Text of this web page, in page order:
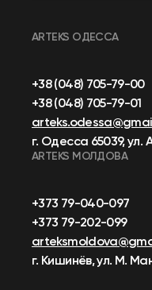
ARTEKS ОДЕССА
+38 (048) 705-79-00
+38 (048) 705-79-01
г. Одесса 65039, ул.
ARTEKS МОЛДОВА
+373 79-040-097
+373 79-202-099
г. Кишинёв, ул. М.